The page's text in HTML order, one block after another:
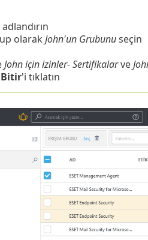
olarak John'un Grubunuseçin
John için izinler- Sertifikalarve
Bitir'i tıklatın